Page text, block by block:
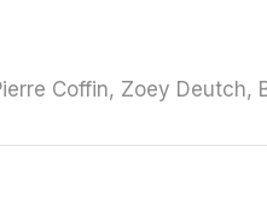
Coffin, Zoey Deutch,